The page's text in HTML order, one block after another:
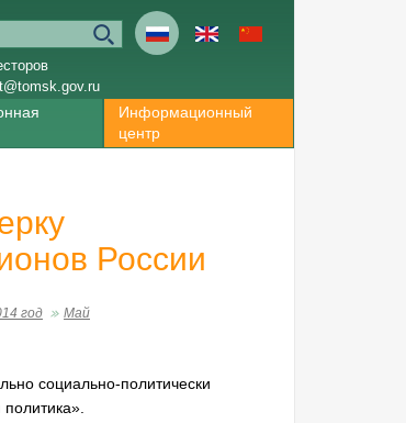
Информационный
центр
России
год Май
социально-политически